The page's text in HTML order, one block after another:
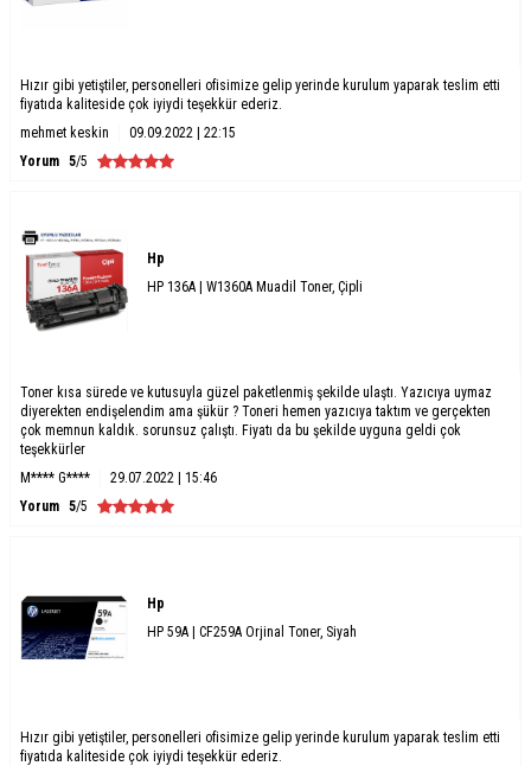
Hızır gibi yetiştiler, personelleri ofisimize gelip yerinde kurulum yaparak teslim etti
fiyatıda kaliteside çok iyiydi teşekkür ederiz.
mehmet keskin
09.09.2022 | 22:15
Yorum 5/5
Hp
HP 136A | W1360A Muadil Toner, Çipli
Toner kısa sürede ve kutusuyla güzel paketlenmiş şekilde ulaştı. Yazıcıya uymaz
diyerekten endişelendim ama şükür ? Toneri hemen yazıcıya taktım ve gerçekten
çok memnun kaldık. sorunsuz çalıştı. Fiyatı da bu şekilde uyguna geldi çok
teşekkürler
M**** G****
29.07.2022 | 15:46
Yorum 5/5
Hp
HP 59A | CF259A Orjinal Toner, Siyah
Hızır gibi yetiştiler, personelleri ofisimize gelip yerinde kurulum yaparak teslim etti
fiyatıda kaliteside çok iyiydi teşekkür ederiz.